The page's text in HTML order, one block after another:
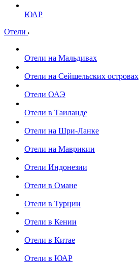
ЮАР
Отели
Отели на Мальдивах
Отели на Сейшельских островах
Отели ОАЭ
Отели в Таиланде
Отели на Шри-Ланке
Отели на Маврикии
Отели Индонезии
Отели в Омане
Отели в Турции
Отели в Кении
Отели в Китае
Отели в ЮАР